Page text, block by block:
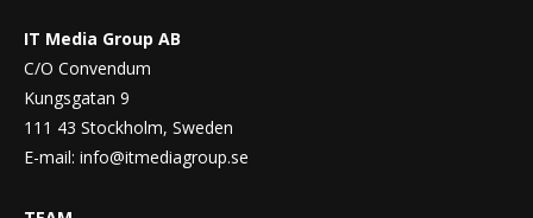
IT Media Group AB
C/O Convendum
Kungsgatan 9
111 43 Stockholm, Sweden
E-mail: info@itmediagroup.se